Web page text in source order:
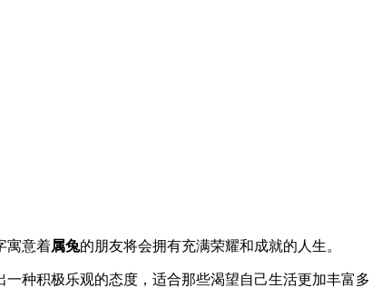
寓意着属兔的朋友将会拥有充满荣耀和成就的人生。
种积极乐观的态度，适合那些渴望自己生活更加丰富多